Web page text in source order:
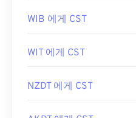
WIB 에게 CST
WIT 에게 CST
NZDT 에게 CST